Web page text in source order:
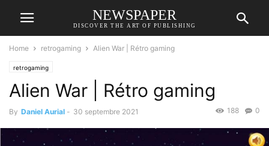
NEWSPAPER
DISCOVER THE ART OF PUBLISHING
Home retrogaming Alien War | Rétro gaming
retrogaming
Alien War | Rétro gaming
By Daniel Aurial - 30 septembre 2021 0
188